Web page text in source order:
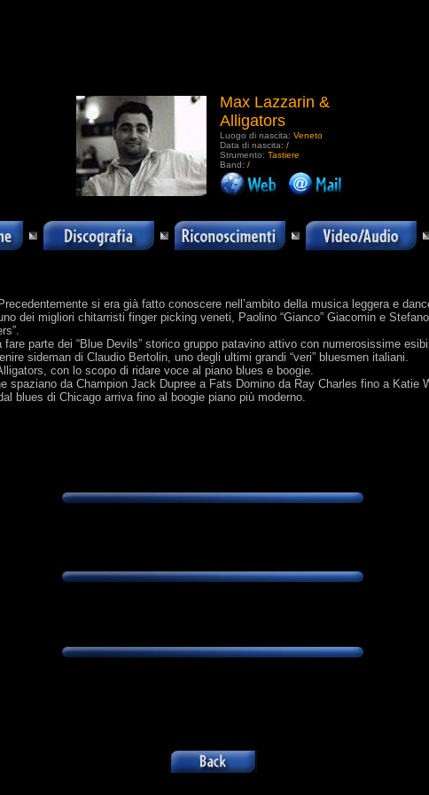
Max Lazzarin &
Alligators
Luogo di nascita: Veneto
Data di nascita: /
Strumento: Tastiere
Band: /
si era già fatto conoscere nell’ambito della musica leggera e
dei migliori chitarristi finger picking veneti, Paolino “Gianco” Giacomin e
fare parte dei “Blue Devils” storico gruppo patavino attivo con numerosissime
sideman di Claudio Bertolin, uno degli ultimi grandi “veri” bluesmen italiani.
con lo scopo di ridare voce al piano blues e boogie.
spaziano da Champion Jack Dupree a Fats Domino da Ray Charles fino a Katie
blues di Chicago arriva fino al boogie piano più moderno.